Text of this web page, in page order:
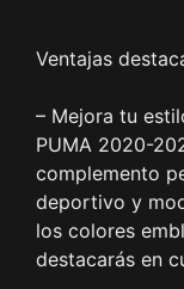
Ventajas
– Mejora tu
PUMA 2020-
complemento
deportivo y
los colores
destacarás en